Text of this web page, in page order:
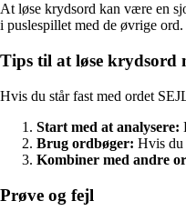
At løse krydsord kan være en
i puslespillet med de øvrige ord.
Tips til at løse krydsord
Hvis du står fast med ordet
Start med at analysere:
Brug ordbøger: Hvis du
Kombiner med andre
Prøve og fejl